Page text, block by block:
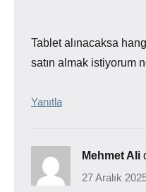
Tablet alınacaksa
satın almak istiyorum
Yanıtla
Mehmet Ali
27 Aralık